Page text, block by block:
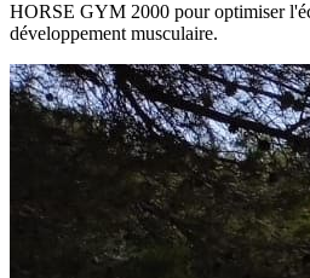
HORSE GYM 2000 pour optimiser
développement musculaire.